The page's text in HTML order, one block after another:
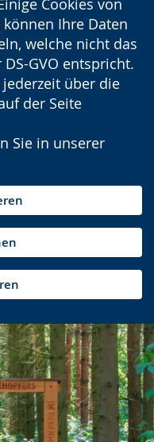
Cookies von
können Ihre Daten
welche nicht das
GVO entspricht.
über die
der Seite
Sie in unserer